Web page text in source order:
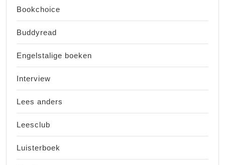
Bookchoice
Buddyread
Engelstalige boeken
Interview
Lees anders
Leesclub
Luisterboek